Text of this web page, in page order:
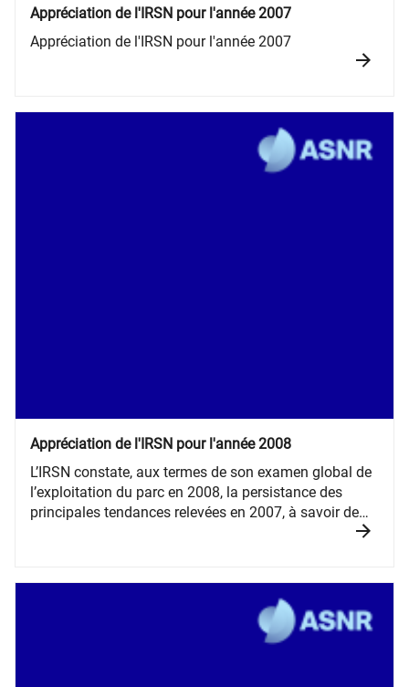
Appréciation de l'IRSN pour l'année 2007
Appréciation de l'IRSN pour l'année 2007
Appréciation de l'IRSN pour l'année 2008
L’IRSN constate, aux termes de son examen global de
l’exploitation du parc en 2008, la persistance des
principales tendances relevées en 2007, à savoir de
nombreux aléas et difficultés d’exploitation impliquant